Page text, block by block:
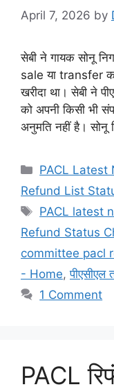
April 7, 2026 by
सेबी ने गायक सोनू
sale या transfer
खरीदा था। सेबी ने
को अपनी किसी भी
अनुमति नहीं है।
Categories
PACL Latest
Refund List
Tags
PACL latest
Refund Status
committee pacl
- Home,पीएसीएल
1 Comment
PACL